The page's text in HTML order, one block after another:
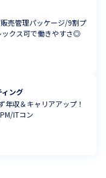
売管理パッケージ/9割プ
クス可で働きやすさ◎
ング
年収＆キャリアアップ！
ITコン